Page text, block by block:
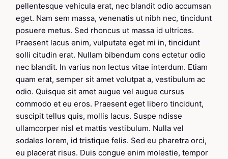
pellentesque vehicula erat, nec blandit odio accumsan
eget. Nam sem massa, venenatis ut nibh nec, tincidunt
posuere metus. Sed rhoncus ut massa id ultrices.
Praesent lacus enim, vulputate eget mi in, tincidunt
solli citudin erat. Nullam bibendum cons ectetur odio
nec blandit. In varius non lectus vitae interdum. Etiam
quam erat, semper sit amet volutpat a, vestibulum ac
odio. Quisque sit amet augue vel augue cursus
commodo et eu eros. Praesent eget libero tincidunt,
suscipit tellus quis, mollis lacus. Suspe ndisse
ullamcorper nisl et mattis vestibulum. Nulla vel
sodales lorem, id tristique felis. Sed eu pharetra orci,
eu placerat risus. Duis congue enim molestie, tempor